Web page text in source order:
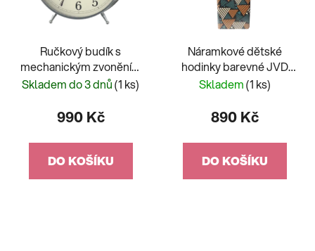
Ručkový budík s
mechanickým zvoněním
SRP2107.1
Skladem do 3 dnů(1 ks)
990 Kč
DO KOŠÍKU
Náramkové dětské
hodinky barevné JVD
J7215.1
Skladem(1 ks)
890 Kč
DO KOŠÍKU